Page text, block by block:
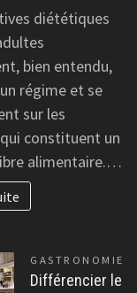
diététiques
bien entendu,
régime et se
sur les
constituent un
alimentaire.…
GASTRONOMIE
Différencier le